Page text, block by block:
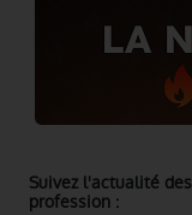
Suivez l'actualité
profession :